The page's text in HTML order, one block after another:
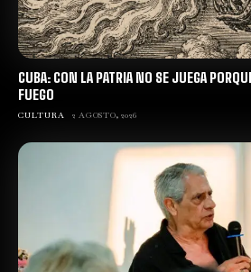
CUBA: CON LA PATRIA NO SE JUEGA
FUEGO
CULTURA 2 AGOSTO, 2026